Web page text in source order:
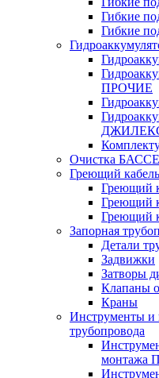
Гибкие
Гибкие
ПРОЧИЕ
Очистка
Греющий кабель
Греющий
Греющий
Греющий
Запорная
Детали
Задвижки
Затворы
Клапаны
Краны
Инструменты
трубопровода
монтажа